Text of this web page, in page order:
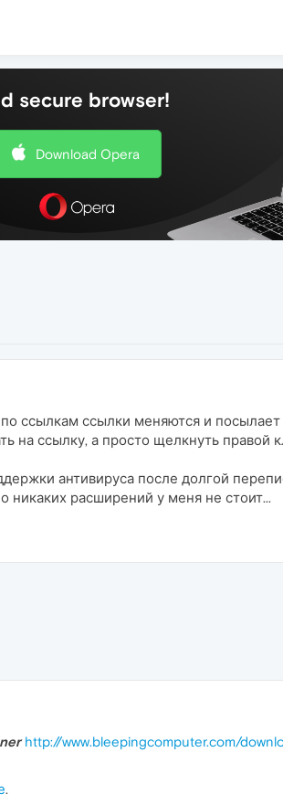
secure browser!
Download Opera
ссылкам ссылки меняются и посылает
на ссылку, а просто щелкнуть правой
антивируса после долгой
никаких расширений у меня не стоит...
http://www.bleepingcomputer.com/
.